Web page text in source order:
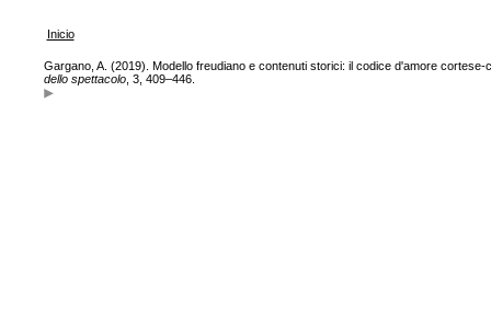
Inicio
Gargano, A. (2019). Modello freudiano e contenuti storici: il codice d'amore
dello spettacolo, 3, 409–446.